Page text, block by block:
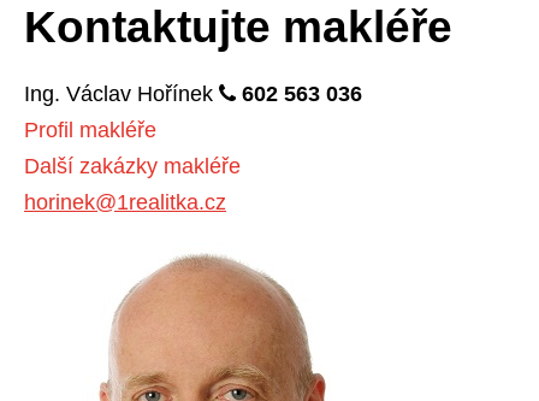
Kontaktujte makléře
Ing. Václav Hořínek
602 563 036
Profil makléře
Další zakázky makléře
horinek@1realitka.cz